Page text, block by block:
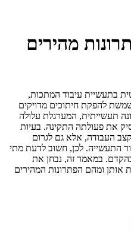
מהירים
בתעשיית עיבוד המתכות,
להפקת חיתוכים מדויקים
תעשייתית, המערגלת עלולה
את פעולתה התקינה. בעיות
העבודה, אלא גם לגרום
התעשייה. לכן, חשוב לדעת מתי
במאמר זה, נבחן את
אותן ומהם הפתרונות המהירים